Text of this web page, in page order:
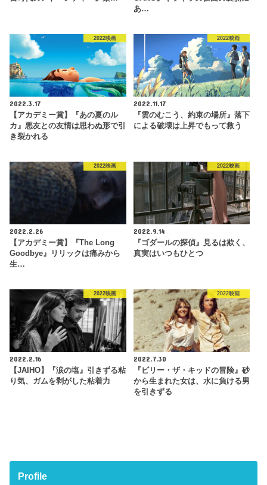
あ…
2022映画
2022.3.17
【アカデミー賞】『あの夏のル
カ』悪友との友情は思わぬ形で引
き裂かれる
2022映画
2022.11.17
『雲のむこう、約束の場所』落下
による破壊は上昇でもって救う
2022映画
2022.2.26
【アカデミー賞】『The Long
Goodbye』リリックは痛みから
生…
2022映画
2022.9.14
『ゴダールの探偵』見るは欺く、
真実はいつもひとつ
2022映画
2022.2.16
【JAIHO】『涙の塩』引きずる粘
り気、ガムを剥がした粘着力
2022映画
2022.7.30
『ビリー・ザ・キッドの冒険』砂
から生まれた女は、水に負ける男
を引きずる
Profile